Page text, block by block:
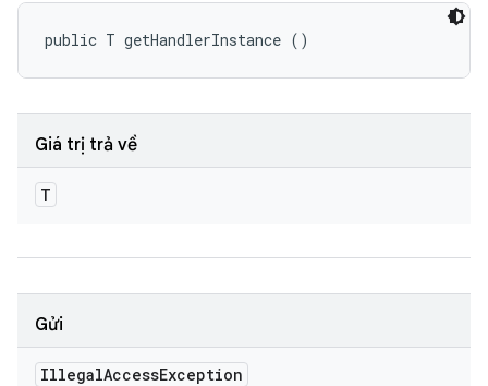
public T getHandlerInstance ()
Giá trị trả về
T
Gửi
IllegalAccessException